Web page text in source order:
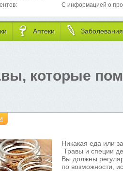
С информацией о
Аптеки Заболевания
которые
Никакая еда или
Травы и специи
Вы должны
по возможности,